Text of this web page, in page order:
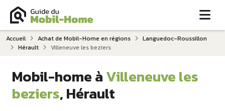
Accueil Achat de Mobil-Home en régions
Languedoc-Roussillon
Hérault
Villeneuve les beziers
Mobil-home àVilleneuve les
beziers, Hérault